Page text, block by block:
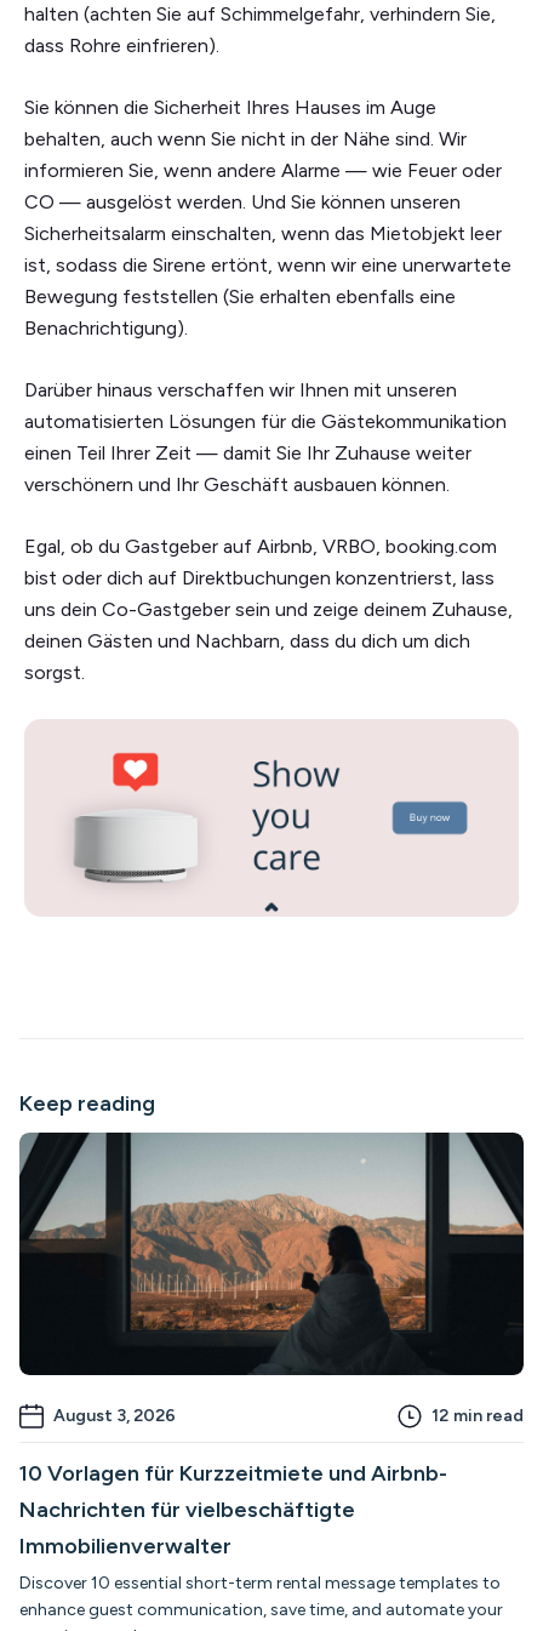
halten (achten Sie auf Schimmelgefahr, verhindern Sie,
dass Rohre einfrieren).
Sie können die Sicherheit Ihres Hauses im Auge
behalten, auch wenn Sie nicht in der Nähe sind. Wir
informieren Sie, wenn andere Alarme — wie Feuer oder
CO — ausgelöst werden. Und Sie können unseren
Sicherheitsalarm einschalten, wenn das Mietobjekt leer
ist, sodass die Sirene ertönt, wenn wir eine unerwartete
Bewegung feststellen (Sie erhalten ebenfalls eine
Benachrichtigung).
Darüber hinaus verschaffen wir Ihnen mit unseren
automatisierten Lösungen für die Gästekommunikation
einen Teil Ihrer Zeit — damit Sie Ihr Zuhause weiter
verschönern und Ihr Geschäft ausbauen können.
Egal, ob du Gastgeber auf Airbnb, VRBO, booking.com
bist oder dich auf Direktbuchungen konzentrierst, lass
uns dein Co-Gastgeber sein und zeige deinem Zuhause,
deinen Gästen und Nachbarn, dass du dich um dich
sorgst.
Keep reading
August 3, 2026 12 min read
10 Vorlagen für Kurzzeitmiete und Airbnb-
Nachrichten für vielbeschäftigte
Immobilienverwalter
Discover 10 essential short-term rental message templates to
enhance guest communication, save time, and automate your